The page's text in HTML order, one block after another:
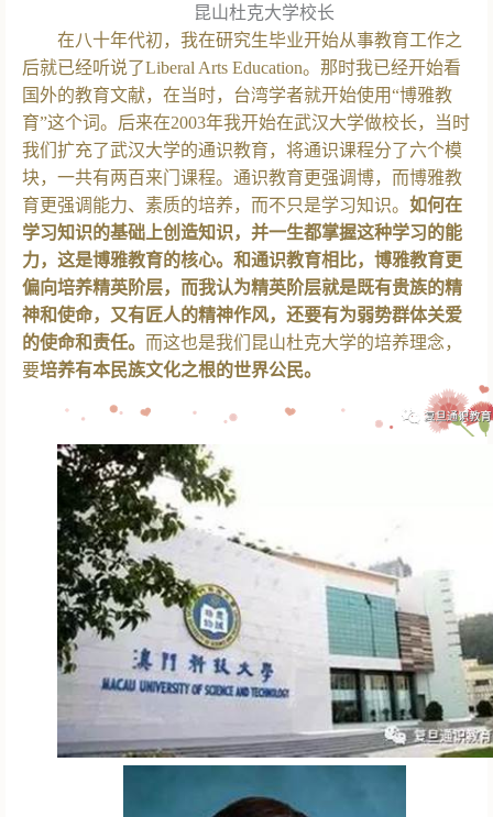
昆山杜克大学校长
在八十年代初，我在研究生毕业开始从事教育工作之
后就已经听说了Liberal Arts Education。那时我已经开始看
国外的教育文献，在当时，台湾学者就开始使用“博雅教
育”这个词。后来在2003年我开始在武汉大学做校长，当时
我们扩充了武汉大学的通识教育，将通识课程分了六个模
块，一共有两百来门课程。通识教育更强调博，而博雅教
育更强调能力、素质的培养，而不只是学习知识。 如何在
学习知识的基础上创造知识，并一生都掌握这种学习的能
力，这是博雅教育的核心。和通识教育相比，博雅教育更
偏向培养精英阶层，而我认为精英阶层就是既有贵族的精
神和使命，又有匠人的精神作风，还要有为弱势群体关爱
的使命和责任。 而这也是我们昆山杜克大学的培养理念，
要培养有本民族文化之根的世界公民。